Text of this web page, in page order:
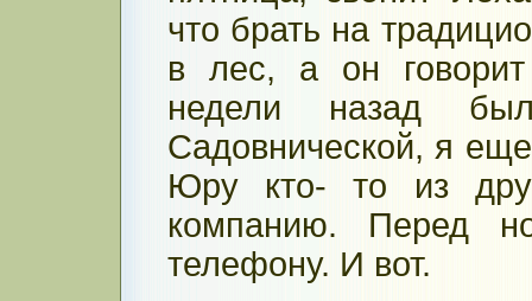
что брать на
в лес, а он
недели назад
Садовнической, я
Юру кто- то из
компанию. Перед
телефону. И вот.